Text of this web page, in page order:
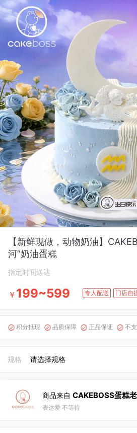
【新鲜现做，动物奶油】
河”奶油蛋糕
指定时间送达
￥ 199~599 专人配送 门店自
 积分抵现  品质保障  正品保证  不
规格 请选择规格
商品来自 CAKEBOSS蛋糕
表达爱 不等待